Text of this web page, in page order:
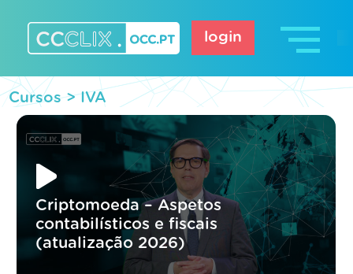
content
login
Cursos >IVA
Criptomoeda – Aspetos
contabilísticos e fiscais
(atualização 2026)